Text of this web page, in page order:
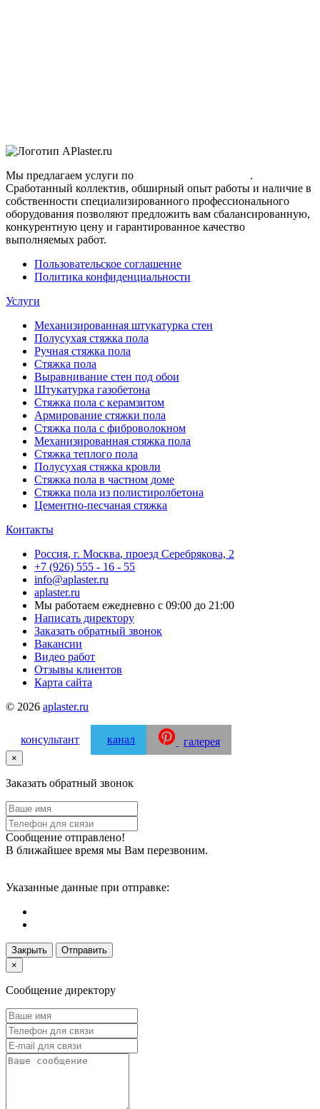
Мы предлагаем услуги по
.
Сработанный коллектив, обширный опыт работы и наличие в
собственности специализированного профессионального
оборудования позволяют предложить вам сбалансированную,
конкурентную цену и гарантированное качество
выполняемых работ.
Пользовательское соглашение
Политика конфиденциальности
Услуги
Механизированная штукатурка стен
Полусухая стяжка пола
Ручная стяжка пола
Стяжка пола
Выравнивание стен под обои
Штукатурка газобетона
Стяжка пола с керамзитом
Армирование стяжки пола
Стяжка пола с фиброволокном
Механизированная стяжка пола
Стяжка теплого пола
Полусухая стяжка кровли
Стяжка пола в частном доме
Стяжка пола из полистиролбетона
Цементно-песчаная стяжка
Контакты
Россия, г. Москва, проезд Серебрякова, 2
+7 (926) 555 - 16 - 55
info@aplaster.ru
aplaster.ru
Мы работаем ежедневно с 09:00 до 21:00
Написать директору
Заказать обратный звонок
Вакансии
Видео работ
Отзывы клиентов
Карта сайта
© 2026 aplaster.ru
консультант канал галерея
×
Заказать обратный звонок
Сообщение отправлено!
В ближайшее время мы Вам перезвоним.
Указанные данные при отправке:
Закрыть
Отправить
×
Сообщение директору